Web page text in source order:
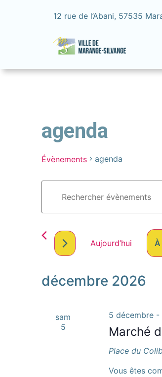
12 rue de l’Abani, 57535
agenda
Évènements agenda
de
vues
Rechercher
par
mot-
Aujourd’hui
À
décembre 2026
sam
5
Marché
5 décembre-
Place du
Vous êtes